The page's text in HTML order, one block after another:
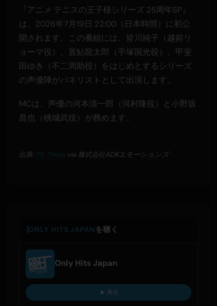
『アニメ テニスの王子様シリーズ 25周年SP』
は、2026年7月19日 22:00（日本時間）に初公
開されます。この番組には、皆川純子（越前リ
ョーマ役）、置鮎龍太郎（手塚国光役）、甲斐
田ゆき（不二周助役）をはじめとするシリーズ
の声優陣がパネリストとして出演します。
MCは、声優の河本清一郎（河村隆役）と小野坂
昌也（桃城武役）が務めます。
出典: PR Timesvia 株式会社ADKエモーションズ
ONLY HITS JAPAN を聴く
Only Hits Japan
再生